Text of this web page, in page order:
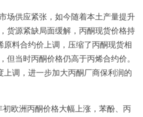
场供应紧张，如今随着本土产量提升
货源紧缺局面缓解，丙酮现货价格持
原料合约价上调，压缩了丙酮现货相
但当时丙酮价格仍高于丙烯合约价。
上调，进一步加大丙酮厂商保利润的
欧洲丙酮价格大幅上涨，苯酚、丙